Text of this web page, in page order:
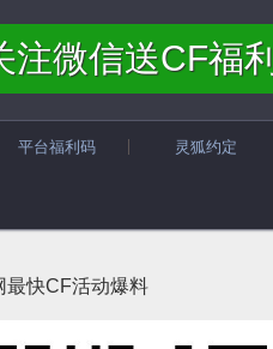
注微信送CF福利
平台福利码 灵狐约定
最快CF活动爆料